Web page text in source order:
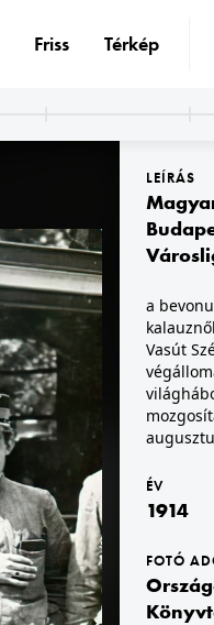
1914 · Budapest XIV.
Millenáris pálya, háttérben a Stefánia út házai, jobbra a Földttani Intézet. Népfelkelő zászlóalj eskütétele és zászlószentelése 1914. szeptember 5-én. (A
1914 · Budapest
férfiak egy mozgósítási hírdetmény előtt az I. világháború kitörése után 1914. július végén
LEÍRÁS
a
Vasút
ÉV
1914
FOTÓ
Friss Térkép